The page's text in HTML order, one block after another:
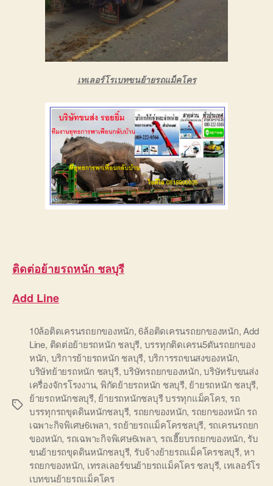
เทเลอร์โรเบทขนย้ายรถแม็คโคร
ติดต่อย้ายรถหนัก ชลบุรี
Add Line
Tags
10ล้อติดเครนรถยกของหนัก,6ล้อติดเครนรถยกของหนัก,Add
Line, ติดต่อย้ายรถหนัก ชลบุรี, บรรทุกติดเครน5ตันรถยกของ
หนัก, บริการย้ายรถหนัก ชลบุรี, บริการรถขนสงของหนัก,
บริษัทย้ายรถหนัก ชลบุรี,บริษัทรถยกของหนัก,บริษัทรับขนส่ง
เครื่องจักรโรงงาน, พิกัดย้ายรถหนัก ชลบุรี, ย้ายรถหนัก ชลบุรี,
ย้ายรถหนักชลบุรี, ย้ายรถหนักชลบุรี บรรทุกแม็คโคร, รถ
บรรทุกรถขุดดินหนักชลบุรี, รถยกของหนัก, รถยกของหนัก รถ
เฉพาะกิจพิเศษ6เพลา, รถย้ายรถแม็คโครชลบุรี, รถเครนรถยก
ของหนัก, รถเฉพาะกิจพิเศษ6เพลา, รถเฮี๊ยบรถยกของหนัก, รับ
ขนย้ายรถขุดดินหนักชลบุรี, รับจ้างย้ายรถแม็คโครชลบุรี,หา
รถยกของหนัก, เทรลเลอร์ขนย้ายรถแม็คโคร ชลบุรี, เทเลอร์โร
เบทขนย้ายรถแม็คโคร